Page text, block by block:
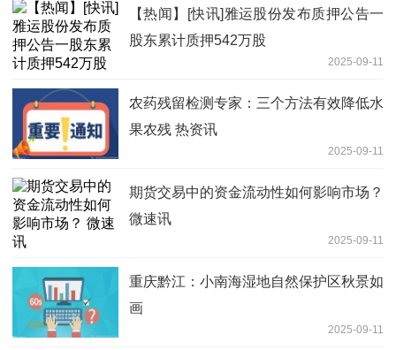
【热闻】[快讯]雅运股份发布质押公告一
股东累计质押542万股
2025-09-11
农药残留检测专家：三个方法有效降低水
果农残 热资讯
2025-09-11
期货交易中的资金流动性如何影响市场？
微速讯
2025-09-11
重庆黔江：小南海湿地自然保护区秋景如
画
2025-09-11